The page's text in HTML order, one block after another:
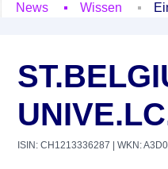
News
Wissen
ISIN: CH1213336287 | WKN: